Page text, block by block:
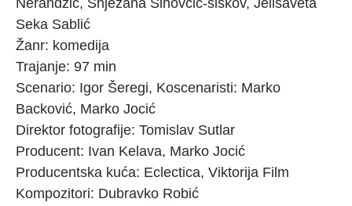
Nerandžić, Snježana Sinovčić-šiškov, Jelisaveta
Seka Sablić
Žanr: komedija
Trajanje: 97 min
Scenario: Igor Šeregi, Koscenaristi: Marko
Backović, Marko Jocić
Direktor fotografije: Tomislav Sutlar
Producent: Ivan Kelava, Marko Jocić
Producentska kuća: Eclectica, Viktorija Film
Kompozitori: Dubravko Robić